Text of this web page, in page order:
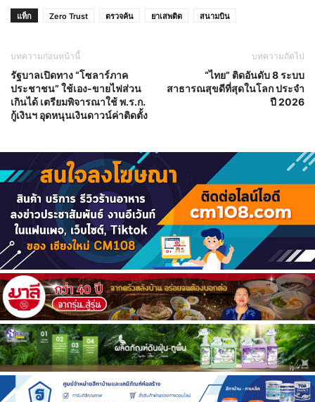
แท็ก Zero Trust ตรวจค้น ยาเสพติด สนามบิน
บทความก่อนหน้านี้
รัฐบาลเปิดทาง “โซลาร์ภาค
ประชาชน” ใช้เอง-ขายไฟส่วน
เกินได้ เตรียมพิจารณาใช้ พ.ร.ก.
กู้เงินฯ อุดหนุนเงินดาวน์ค่าติดตั้ง
บทความถัดไป
“ไทย” ติดอันดับ 8 ระบบ
สาธารณสุขดีที่สุดในโลก ประจำ
ปี 2026